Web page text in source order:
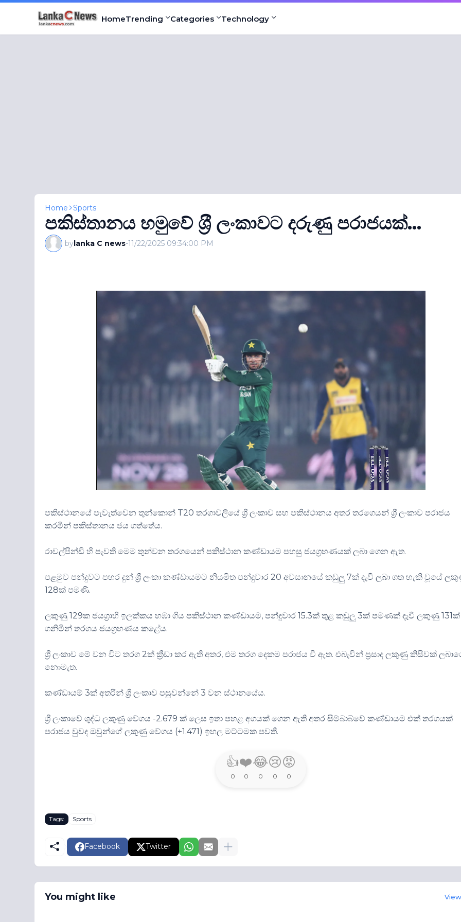
HomeTrending Categories Technology
Home Sports
පකිස්තානය හමුවේ ශ‍්‍රී ලංකාවට දරුණු පරාජයක්...
bylanka C news-11/22/2025 09:34:00 PM
පකිස්ථානයේ පැවැත්වෙන තුන්කොන් T20 තරගාවලියේ ශ්‍රී ලංකාව සහ පකිස්ථානය අතර තරග‌ෙයන් ශ්‍රී ලංකාව පරාජය
කරමින් පකිස්තානය ජය ගත්තේය.
රාවල්පින්ඩි හි පැවති මෙම තුන්වන තරගයෙන් පකිස්ථාන කණ්ඩායම පහසු ජයග්‍රහණයක් ලබා ගෙන ඇත.
පළමුව පන්දුවට පහර දුන් ශ්‍රී ලංකා කණ්ඩායමට නියමිත පන්දුවාර 20 අවසානයේ කඩුලු 7ක් දැවී ලබා ගත හැකි වූයේ
128ක් පමණි.
ලකුණු 129ක ජයග්‍රාහී ඉලක්කය හඹා ගිය පකිස්ථාන කණ්ඩායම, පන්දුවාර 15.3ක් තුළ කඩුලු 3ක් පමණක් දැවී ලකුණු 131ක්
ගනිමින් තරගය ජයග්‍රහණය කළේය.
ශ්‍රී ලංකාව මේ වන විට තරග 2ක් ක්‍රීඩා කර ඇති අතර, එම තරග දෙකම පරාජය වී ඇත. එබැවින් ප්‍රසාද ලකුණු කිසිවක්
නොමැත.
කණ්ඩායම් 3ක් අතරින් ශ්‍රී ලංකාව පසුවන්නේ 3 වන ස්ථානයේය.
ශ්‍රී ලංකාවේ ශුද්ධ ලකුණු වේගය -2.679 ක් ලෙස ඉතා පහළ අගයක් ගෙන ඇති අතර සිම්බාබ්වේ කණ්ඩායම එක් තරගයක්
පරාජය වුවද ඔවුන්ගේ ලකුණු වේගය (+1.471) ඉහල මට්ටමක පවතී.
👍
0
❤️
0
😂
0
😢
0
😡
0
Tags: Sports
Facebook Twitter
You might like